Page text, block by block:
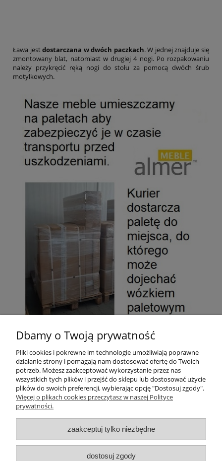
Ława jestdostarczana w dwóch paczkach. W jednej znajduje się
zmontowany blat, natomiast w drugiej 4 nogi. Po rozpakowaniu
należy przykręcić ręką nogi do stołu za pomocą dwóch śrub
motylkowych.
Pliki do pobrania:
Gwarancja i instrukcja
Pomoc
O firmie
Dbamy o Twoją prywatność
Pliki cookies i pokrewne im technologie umożliwiają poprawne
działanie strony i pomagają nam dostosować ofertę do Twoich
potrzeb. Możesz zaakceptować wykorzystanie przez nas
wszystkich tych plików i przejść do sklepu lub dostosować użycie
plików do swoich preferencji, wybierając opcję "Dostosuj zgody".
Więcej o plikach cookies przeczytasz w naszej Polityce
prywatności.
zaakceptuj tylko niezbędne
dostosuj zgody